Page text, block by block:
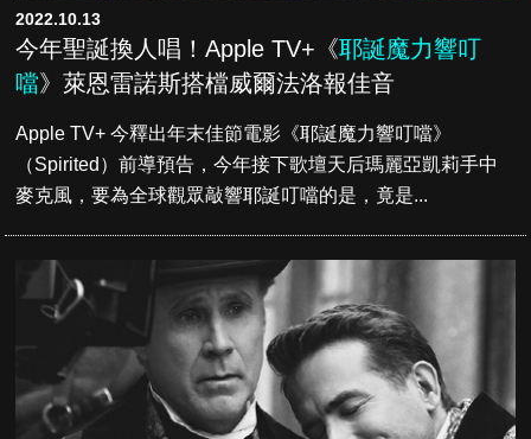
2022.10.13
今年聖誕換人唱！Apple TV+《耶誕魔力響叮
噹》萊恩雷諾斯搭檔威爾法洛報佳音
Apple TV+ 今釋出年末佳節電影《耶誕魔力響叮噹》
（Spirited）前導預告，今年接下歌壇天后瑪麗亞凱莉手中
麥克風，要為全球觀眾敲響耶誕叮噹的是，竟是...